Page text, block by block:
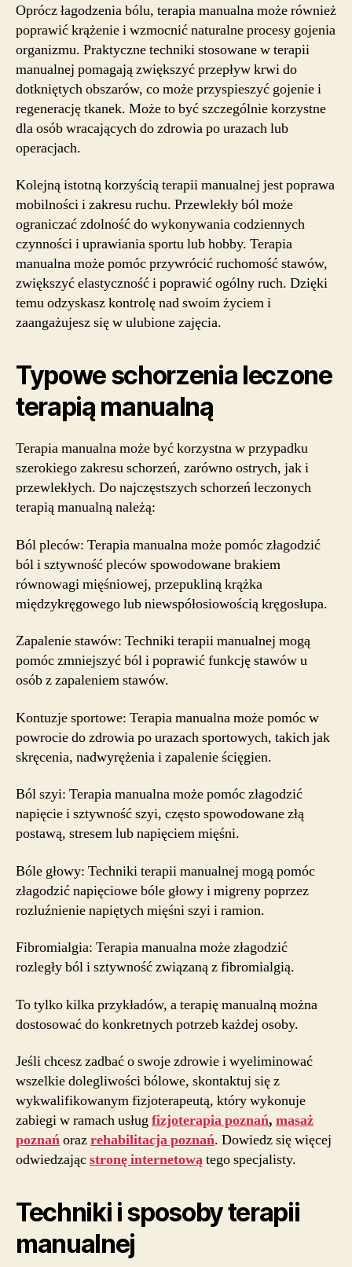
Oprócz łagodzenia bólu, terapia manualna może również
poprawić krążenie i wzmocnić naturalne procesy gojenia
organizmu. Praktyczne techniki stosowane w terapii
manualnej pomagają zwiększyć przepływ krwi do
dotkniętych obszarów, co może przyspieszyć gojenie i
regenerację tkanek. Może to być szczególnie korzystne
dla osób wracających do zdrowia po urazach lub
operacjach.
Kolejną istotną korzyścią terapii manualnej jest poprawa
mobilności i zakresu ruchu. Przewlekły ból może
ograniczać zdolność do wykonywania codziennych
czynności i uprawiania sportu lub hobby. Terapia
manualna może pomóc przywrócić ruchomość stawów,
zwiększyć elastyczność i poprawić ogólny ruch. Dzięki
temu odzyskasz kontrolę nad swoim życiem i
zaangażujesz się w ulubione zajęcia.
Typowe schorzenia leczone
terapią manualną
Terapia manualna może być korzystna w przypadku
szerokiego zakresu schorzeń, zarówno ostrych, jak i
przewlekłych. Do najczęstszych schorzeń leczonych
terapią manualną należą:
Ból pleców: Terapia manualna może pomóc złagodzić
ból i sztywność pleców spowodowane brakiem
równowagi mięśniowej, przepukliną krążka
międzykręgowego lub niewspółosiowością kręgosłupa.
Zapalenie stawów: Techniki terapii manualnej mogą
pomóc zmniejszyć ból i poprawić funkcję stawów u
osób z zapaleniem stawów.
Kontuzje sportowe: Terapia manualna może pomóc w
powrocie do zdrowia po urazach sportowych, takich jak
skręcenia, nadwyrężenia i zapalenie ścięgien.
Ból szyi: Terapia manualna może pomóc złagodzić
napięcie i sztywność szyi, często spowodowane złą
postawą, stresem lub napięciem mięśni.
Bóle głowy: Techniki terapii manualnej mogą pomóc
złagodzić napięciowe bóle głowy i migreny poprzez
rozluźnienie napiętych mięśni szyi i ramion.
Fibromialgia: Terapia manualna może złagodzić
rozległy ból i sztywność związaną z fibromialgią.
To tylko kilka przykładów, a terapię manualną można
dostosować do konkretnych potrzeb każdej osoby.
Jeśli chcesz zadbać o swoje zdrowie i wyeliminować
wszelkie dolegliwości bólowe, skontaktuj się z
wykwalifikowanym fizjoterapeutą, który wykonuje
zabiegi w ramach usługfizjoterapia poznań, masaż
poznańorazrehabilitacja poznań. Dowiedz się więcej
odwiedzającstronę internetowątego specjalisty.
Techniki i sposoby terapii
manualnej